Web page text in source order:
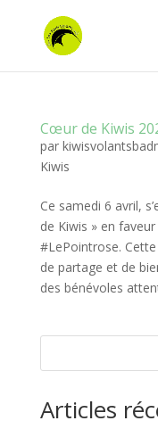
Cœur de Kiwis
par
Kiwis
Ce samedi 6 avril,
de Kiwis » en
#LePointrose.
de partage et de
des bénévoles
Articles